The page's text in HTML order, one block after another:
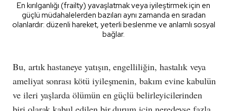
En kırılganlığı (frailty) yavaşlatmak veya iyileştirmek için en
güçlü müdahalelerden bazıları aynı zamanda en sıradan
olanlardır: düzenli hareket, yeterli beslenme ve anlamlı sosyal
bağlar.
Bu, artık hastaneye yatışın, engelliliğin, hastalık veya
ameliyat sonrası kötü iyileşmenin, bakım evine kabulün
ve ileri yaşlarda ölümün en güçlü belirleyicilerinden